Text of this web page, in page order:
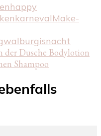
happy
karnevalMake-
walburgisnacht
der Dusche Bodylotion
Shampoo